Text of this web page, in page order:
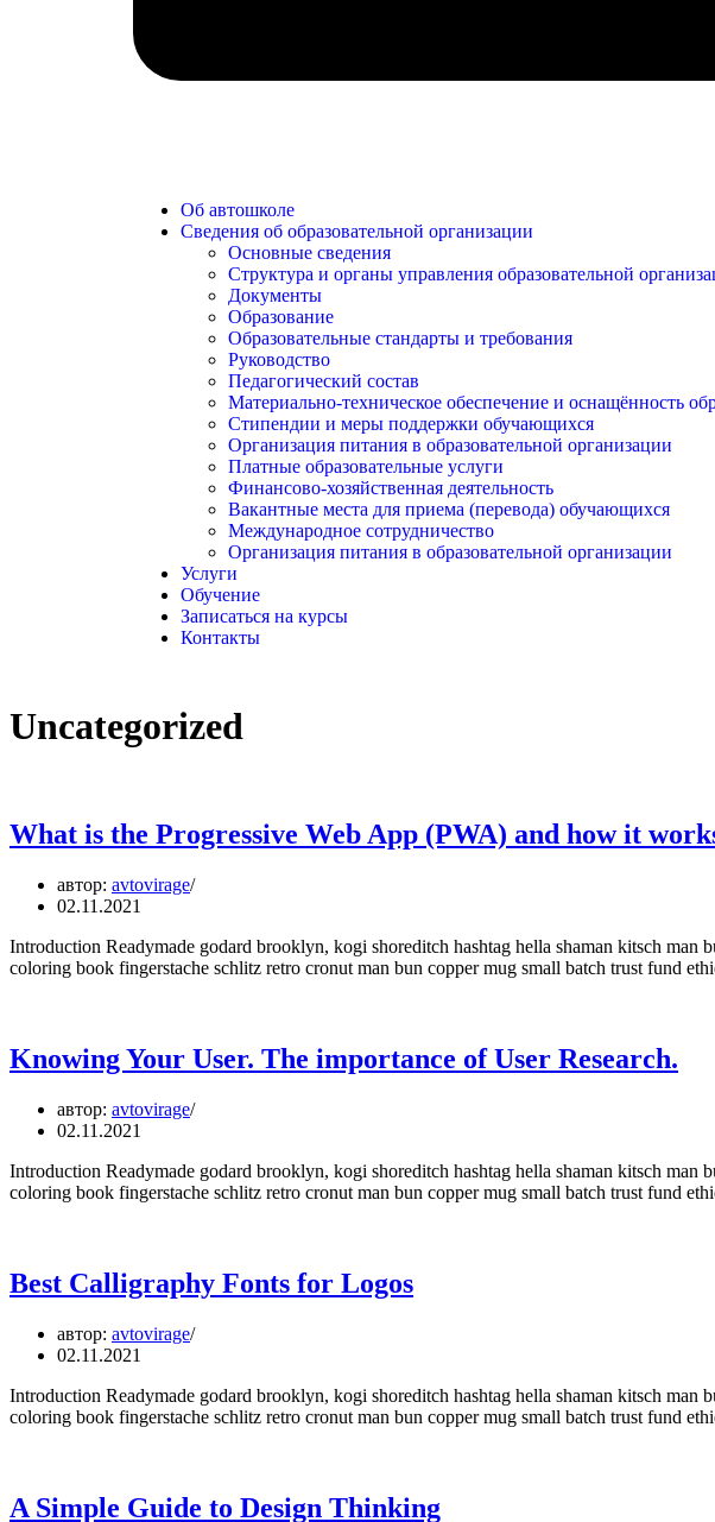
Об автошколе
Сведения об образовательной организации
Основные сведения
Структура и органы управления образовательной
Документы
Образование
Образовательные стандарты и требования
Руководство
Педагогический состав
Материально-техническое обеспечение и оснащённость
Стипендии и меры поддержки обучающихся
Организация питания в образовательной организации
Платные образовательные услуги
Финансово-хозяйственная деятельность
Вакантные места для приема (перевода) обучающихся
Международное сотрудничество
Организация питания в образовательной организации
Услуги
Обучение
Записаться на курсы
Контакты
Uncategorized
What is the Progressive Web App (PWA) and how it
автор: avtovirage
02.11.2021
Introduction Readymade godard brooklyn, kogi shoreditch hashtag hella shaman kitsch
coloring book fingerstache schlitz retro cronut man bun copper mug small batch trust fund
Knowing Your User. The importance of User Research.
автор: avtovirage
02.11.2021
Introduction Readymade godard brooklyn, kogi shoreditch hashtag hella shaman kitsch
coloring book fingerstache schlitz retro cronut man bun copper mug small batch trust fund
Best Calligraphy Fonts for Logos
автор: avtovirage
02.11.2021
Introduction Readymade godard brooklyn, kogi shoreditch hashtag hella shaman kitsch
coloring book fingerstache schlitz retro cronut man bun copper mug small batch trust fund
A Simple Guide to Design Thinking